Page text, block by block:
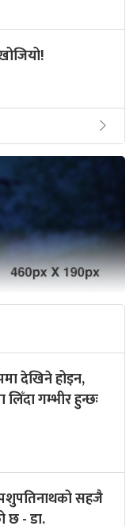
देखिने होइन,
गम्भीर हुन्छः
पशुपतिनाथको सहजै
छ - डा.